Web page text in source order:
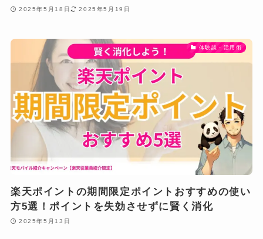
2025年5月18日 2025年5月19日
体験談・活用術
楽天ポイントの期間限定ポイントおすすめの使い
方5選！ポイントを失効させずに賢く消化
2025年5月13日